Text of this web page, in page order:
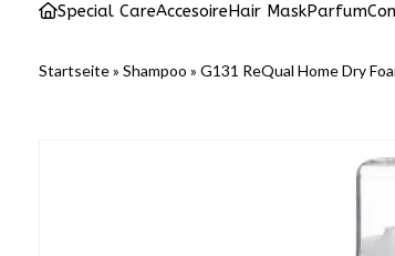
Special CareAccesoireHair MaskParfum
Startseite» Shampoo » G131 ReQual Home Dry